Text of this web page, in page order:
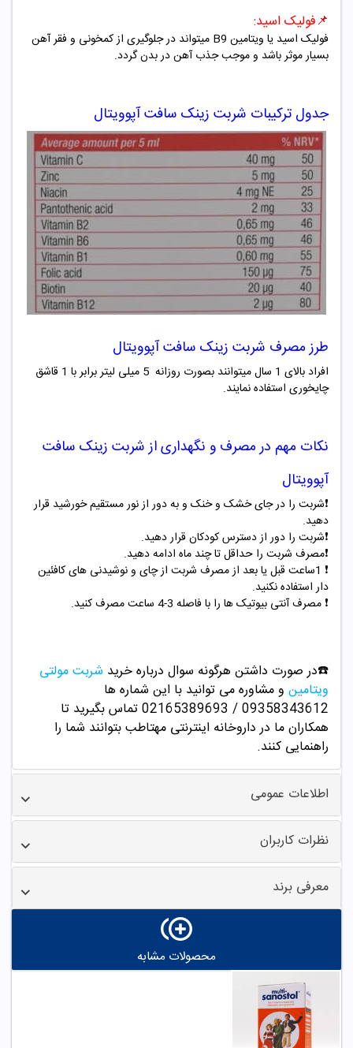
📌فولیک اسید:
فولیک اسید یا ویتامین B9 میتواند در جلوگیری از کمخونی و فقر آهن
بسیار موثر باشد و موجب جذب آهن در بدن گردد.
جدول ترکیبات شربت زینک سافت آپوویتال
طرز مصرف شربت زینک سافت آپوویتال
افراد بالای 1 سال میتوانند بصورت روزانه 5 میلی لیتر برابر با 1 قاشق
چایخوری استفاده نمایند.
نکات مهم در مصرف و نگهداری از شربت زینک سافت
آپوویتال
❗️شربت را در جای خشک و خنک و به دور از نور مستقیم خورشید قرار
دهید.
❗️شربت را دور از دسترس کودکان قرار دهید.
❗️مصرف شربت را حداقل تا چند ماه ادامه دهید.
❗️
1ساعت قبل یا بعد از مصرف شربت از چای و نوشیدنی های کافئین
دار استفاده نکنید.
❗️ مصرف آنتی بیوتیک ها را با فاصله 3-4 ساعت مصرف کنید.
☎️در صورت داشتن هرگونه سوال درباره خرید شربت مولتی
ویتامین و مشاوره می توانید با این شماره ها
09358343612 / 02165389693
تماس بگیرید تا
همکاران ما در داروخانه اینترنتی مهتاطب بتوانند شما را
راهنمایی کنند.
اطلاعات عمومی
نظرات کاربران
معرفی برند
محصولات مشابه